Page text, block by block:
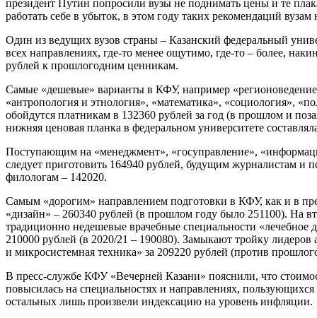
президент Путин попросили вузы не поднимать цены и те
работать себе в убыток, в этом году таких рекомендаций вузам
Один из ведущих вузов страны – Казанский федеральный
всех направлениях, где-то менее ощутимо, где-то – более,
рублей к прошлогодним ценникам.
Самые «дешевые» варианты в КФУ, например
«антропология и этнология», «математика», «социология»,
обойдутся платникам в 132360 рублей за год (в прошлом и
нижняя ценовая планка в федеральном университете
Поступающим на «менеджмент», «госуправление»,
следует приготовить 164940 рублей, будущим журналистам и
филологам – 142020.
Самым «дорогим» направлением подготовки в КФУ, как и в
«дизайн» – 260340 рублей (в прошлом году было 251100). На
традиционно недешевые врачебные специальности «лечебное
210000 рублей (в 2020/21 – 190080). Замыкают тройку лидеров
и микросистемная техника» за 209220 рублей (против
В пресс-службе КФУ «Вечерней Казани» пояснили, что
повысилась на специальностях и направлениях,
остальных лишь произвели индексацию на уровень инфляции.